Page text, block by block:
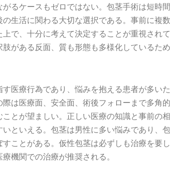
るケースもゼロではない。包茎手術は短時
生活に関わる大切な選択である。事前に複
で、十分に考えて決定することが重視され
がある反面、質も形態も多様化しているた
医療行為であり、悩みを抱える患者が多い
は医療面、安全面、術後フォローまで多角
とが望ましい。正しい医療の知識と事前の
といえる。包茎は男性に多い悩みであり、
ことがある。仮性包茎は必ずしも治療を要し
機関での治療が推奨される。